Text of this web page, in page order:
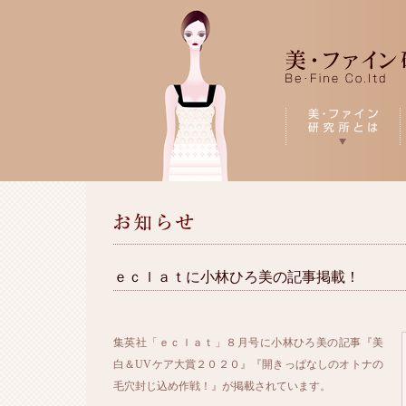
ｅｃｌａｔに小林ひろ美の記事掲載！
集英社「ｅｃｌａｔ」８月号に小林ひろ美の記事『美
白＆UVケア大賞２０２０』『開きっぱなしのオトナの
毛穴封じ込め作戦！』が掲載されています。